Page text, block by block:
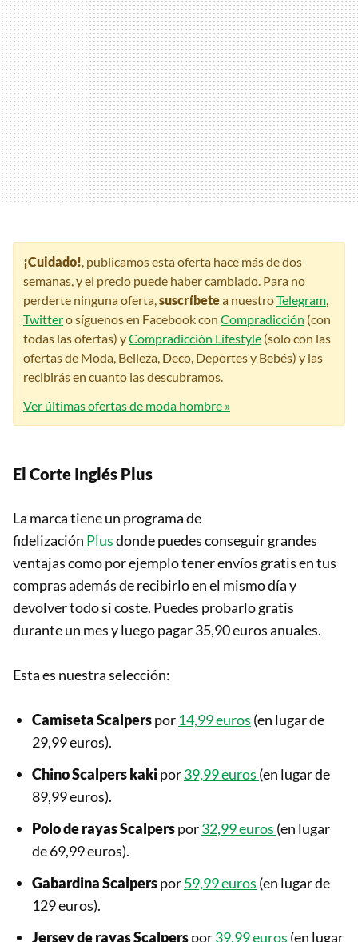
¡Cuidado!, publicamos esta oferta hace más de dos
semanas, y el precio puede haber cambiado. Para no
perderte ninguna oferta,suscríbetea nuestroTelegram,
Twittero síguenos en Facebook con Compradicción (con
todas las ofertas) yCompradicción Lifestyle (solo con las
ofertas de Moda, Belleza, Deco, Deportes y Bebés) y las
recibirás en cuanto las descubramos.
Ver últimas ofertas de moda hombre »
El Corte Inglés Plus
La marca tiene un programa de
fidelización Plusdonde puedes conseguir grandes
ventajas como por ejemplo tener envíos gratis en tus
compras además de recibirlo en el mismo día y
devolver todo si coste. Puedes probarlo gratis
durante un mes y luego pagar 35,90 euros anuales.
Esta es nuestra selección:
Camiseta Scalperspor 14,99 euros (en lugar de
29,99 euros).
Chino Scalpers kakipor39,99 euros (en lugar de
89,99 euros).
Polo de rayas Scalperspor32,99 euros (en lugar
de 69,99 euros).
Gabardina Scalperspor59,99 euros (en lugar de
129 euros).
Jersey de rayas Scalperspor39,99 euros (en lugar